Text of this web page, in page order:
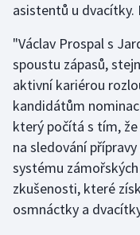
Moderní pětiboj
Motorsport
Olympijské hry
Parasport
Plavání
asistentů u
"Václav Prospal s
spoustu zápasů,
aktivní kariérou
kandidátům
který počítá s tím,
na sledování
systému
zkušenosti, které
osmnáctky a